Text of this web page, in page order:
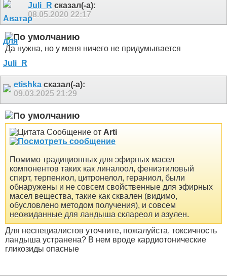
Juli_R сказал(-а):
08.05.2020 22:17
Да нужна, но у меня ничего не придумывается
etishka сказал(-а):
09.03.2025 21:29
Сообщение от Arti
Помимо традиционных для эфирных масел
компонентов таких как линалоол, фениэтиловый
спирт, терпениол, цитронелол, гераниол, были
обнаружены и не совсем свойственные для эфирных
масел вещества, такие как сквален (видимо,
обусловлено методом получения), и совсем
неожиданные для ландыша склареол и азулен.
Для неспециалистов уточните, пожалуйста, токсичность
ландыша устранена? В нем вроде кардиотонические
гликозиды опасные